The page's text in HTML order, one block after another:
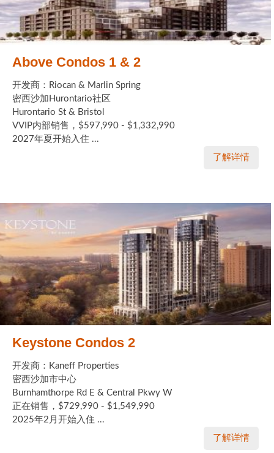
Above Condos 1 & 2
开发商：Riocan & Marlin Spring
密西沙加Hurontario社区
Hurontario St & Bristol
VVIP内部销售，$597,990 - $1,332,990
2027年夏开始入住 ...
了解详情
Keystone Condos 2
开发商：Kaneff Properties
密西沙加市中心
Burnhamthorpe Rd E & Central Pkwy W
正在销售，$729,990 - $1,549,990
2025年2月开始入住 ...
了解详情